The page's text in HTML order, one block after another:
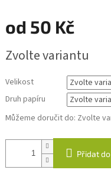
od 50 Kč
cena:
Zvolte variantu
Velikost
Druh papíru
Můžeme doručit do: Zvolte
Přidat